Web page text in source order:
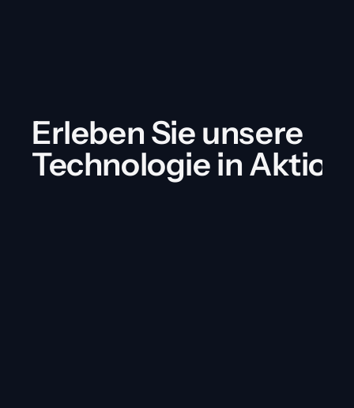
Erleben Sie unsere
Technologie in Aktion